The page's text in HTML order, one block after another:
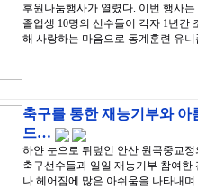
후원나눔행사가 열렸다. 이번 행사
졸업생 10명의 선수들이 각자 1년간
해 사랑하는 마음으로 동계훈련 유
축구를 통한 재능기부와
드…
하얀 눈으로 뒤덮인 안산 원곡중교
축구선수들과 일일 재능기부 참여
나 헤어짐에 많은 아쉬움을 나타내